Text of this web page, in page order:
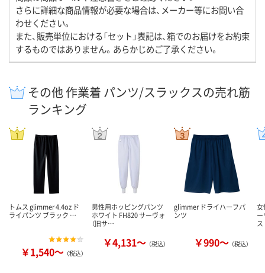
さらに詳細な商品情報が必要な場合は、メーカー等にお問い合
わせください。
また、販売単位における「セット」表記は、箱でのお届けをお約束
するものではありません。あらかじめご了承ください。
その他 作業着 パンツ/スラックスの売れ筋
ランキング
トムス glimmer 4.4oz ド
ライパンツ ブラック …
￥1,540～ （税込）
男性用ホッピングパンツ
ホワイト FH820 サーヴォ
（旧サ…
￥4,131～ （税込）
glimmer ドライハーフパ
ンツ
￥990～ （税込）
女
ー
ス